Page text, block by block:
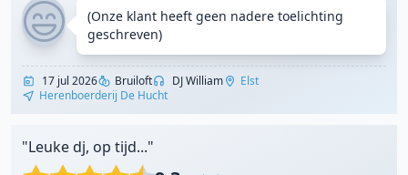
(Onze klant heeft geen nadere toelichting
geschreven)
17 jul 2026 Bruiloft DJ William
Elst
Herenboerderij De Hucht
"Leuke dj, op tijd..."